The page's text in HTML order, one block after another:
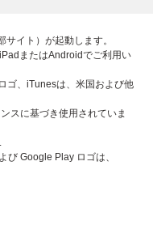
イト）が起動します。
またはAndroidでご利用い
ゴ、iTunesは、米国および他
スに基づき使用されていま
び Google Play ロゴは、